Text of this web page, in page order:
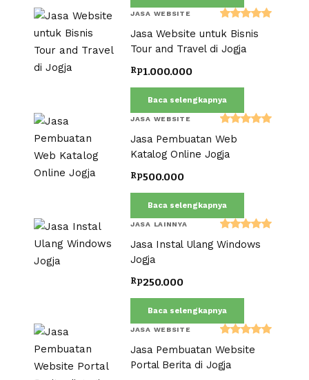
JASA WEBSITE
Dinilai
5.00dari 5
Jasa Website untuk Bisnis
Tour and Travel di Jogja
Rp1.000.000
Baca selengkapnya
JASA WEBSITE
Dinilai
5.00
Jasa Pembuatan Web
Katalog Online Jogja
Rp500.000
Baca selengkapnya
JASA LAINNYA
Dinilai
5.00dari 5
Jasa Instal Ulang Windows
Jogja
Rp250.000
Baca selengkapnya
JASA WEBSITE
Dinilai
5.00dari 5
Jasa Pembuatan Website
Portal Berita di Jogja